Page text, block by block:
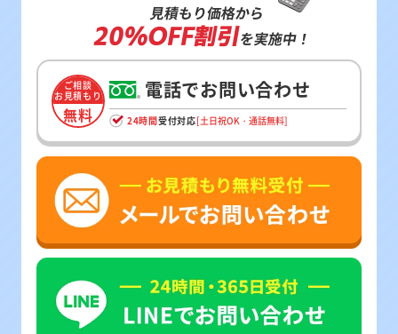
見積もり価格から
20%OFF割引を実施中！
ご相談
お見積もり
無料
電話でお問い合わせ
24時間受付対応[土日祝OK・通話無料]